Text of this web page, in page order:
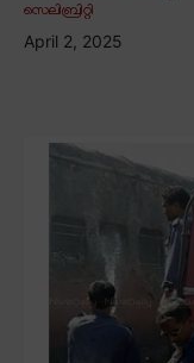
സെലിബ്രിറ്റി
April 2, 2025